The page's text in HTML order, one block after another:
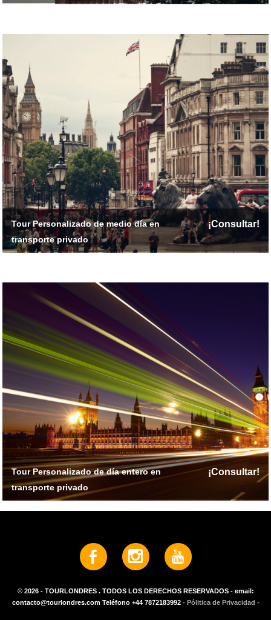
Tour Personalizado de medio día en
transporte privado
¡Consultar!
Tour Personalizado de día entero en
transporte privado
¡Consultar!
© 2026 - TOURLONDRES . TODOS LOS DERECHOS RESERVADOS - email:
contacto@tourlondres.com Teléfono +44 7872183992 - Pólitica de Privacidad -